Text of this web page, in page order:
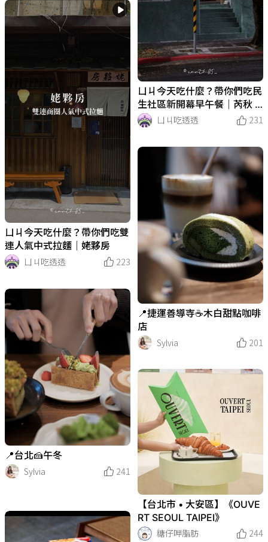
ㄩㄐ今天吃什麼？帶你們吃民
生社區新開幕早午餐｜芮秋 R
achelㄩㄐ吃透透 231
ㄩㄐ今天吃什麼？帶你們吃雙
連人氣中式拉麵｜姥夥房
ㄩㄐ吃透透
223
📍捷運善導寺☕️木白甜點咖啡
店
Sylvia
201
📍台北🍰午冬
Sylvia
241
【台北市 • 大安區】《OUVE
RT SEOUL TAIPEI》
糖仔呷脂肪
244